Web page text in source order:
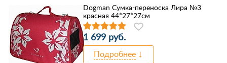
Dogman Сумка-переноска Лира №3
красная 44*27*27см
1 699 руб.
Подробнее